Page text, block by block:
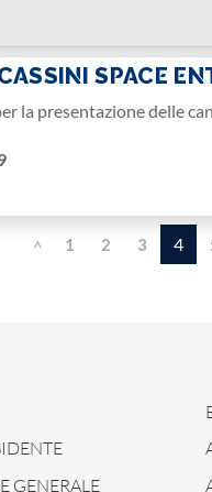
SPACE
la presentazione delle
< 1 2 3 4
GENERALE